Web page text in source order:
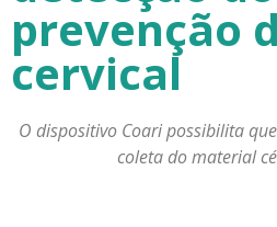
prevenção
cervical
O dispositivo Coari possibilita
coletado material